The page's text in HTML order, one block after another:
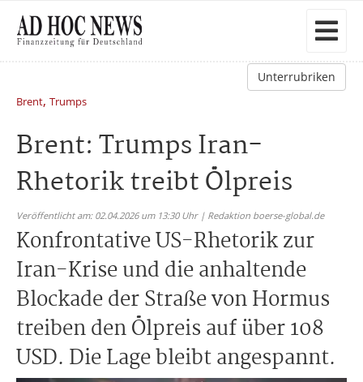
Unterrubriken
Brent, Trumps
Brent: Trumps Iran-
Rhetorik treibt Ölpreis
Veröffentlicht am: 02.04.2026 um 13:30 Uhr | Redaktion boerse-global.de
Konfrontative US-Rhetorik zur
Iran-Krise und die anhaltende
Blockade der Straße von Hormus
treiben den Ölpreis auf über 108
USD. Die Lage bleibt angespannt.